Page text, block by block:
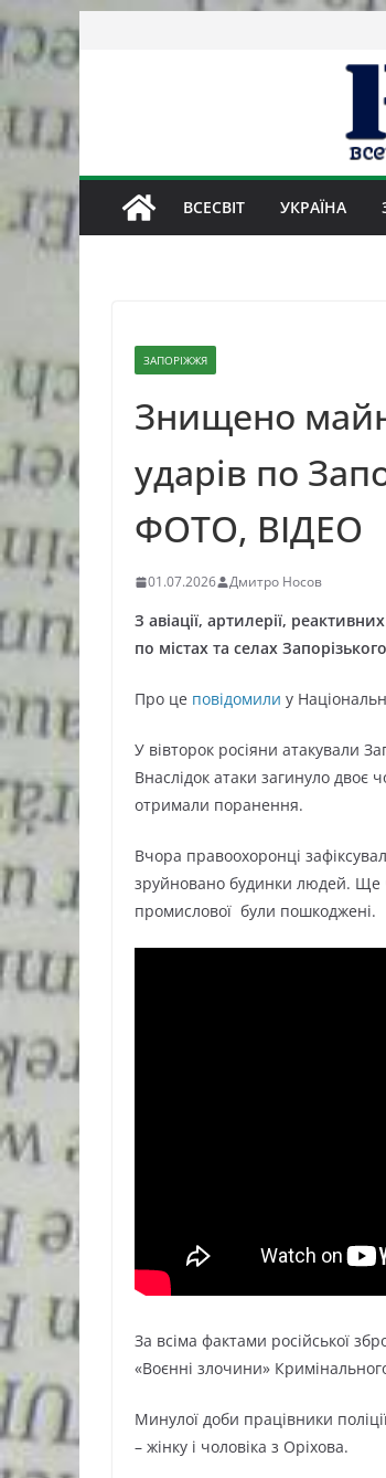
Skip
to
ВСЕСВІТ УКРАЇНА
ЗАПОРІЖЖЯ
Знищено
ударів по
ФОТО, ВІДЕО
01.07.2026 Дмитро Носов
З авіації, артилерії,
по містах та селах
Про це повідомили у
У вівторок росіяни атакували
Внаслідок атаки загинуло двоє
отримали поранення.
Вчора правоохоронці
зруйновано будинки людей. Ще
промислової були пошкоджені.
За всіма фактами російської
«Воєнні злочини»
Минулої доби працівники
– жінку і чоловіка з Оріхова.